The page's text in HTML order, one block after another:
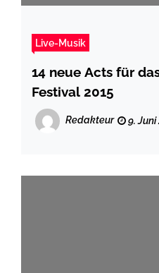
Live-Musik
14 neue Acts für
Festival 2015
Redakteur 9. Juni